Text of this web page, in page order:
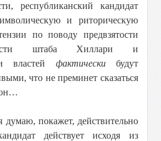
республиканский кандидат
и риторическую
по поводу предвзятости
штаба Хиллари и
властей фактически будут
что не преминет сказаться
думаю, покажет, действительно
действует исходя из